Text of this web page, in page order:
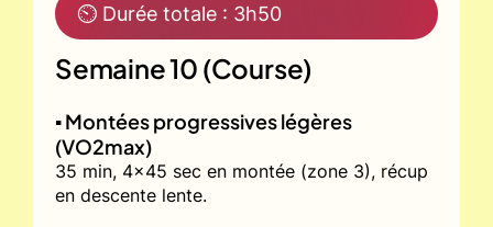
⏲ Durée totale : 3h50
Semaine 10 (Course)
▪️ Montées progressives légères
(VO2max)
35 min, 4x45 sec en montée (zone 3), récup
en descente lente.